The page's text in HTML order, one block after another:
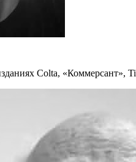
Colta, «Коммерсант»,